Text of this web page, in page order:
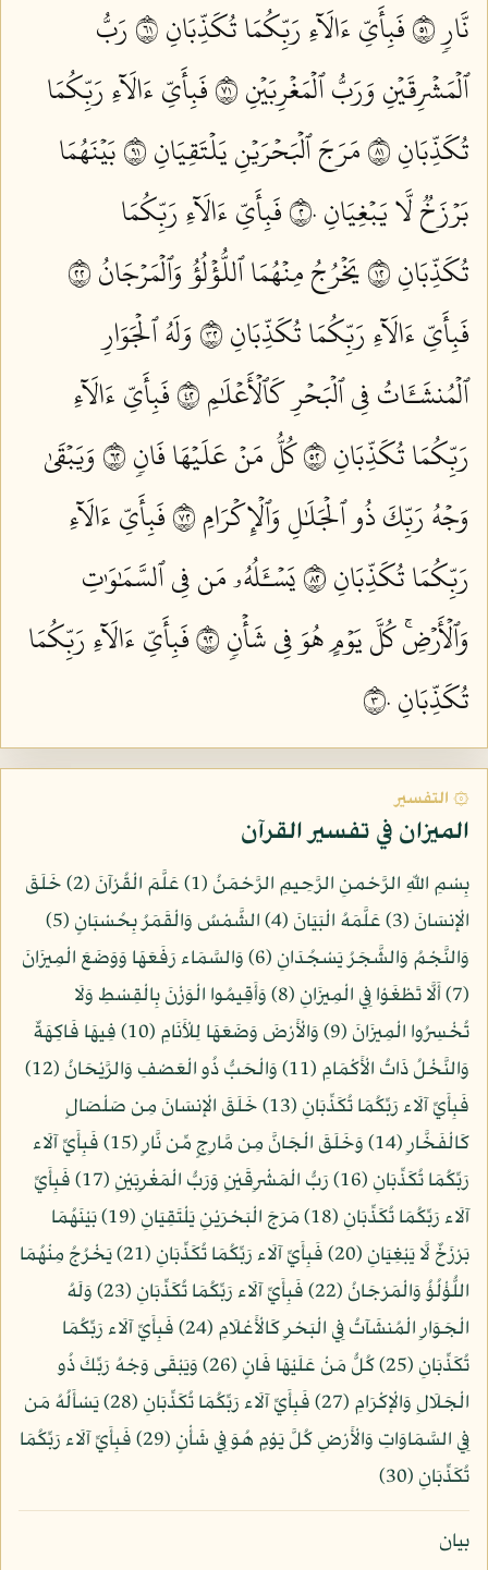
نَّارٖ ١٥
فَبِأَيِّ ءَالَآءِ رَبِّكُمَا تُكَذِّبَانِ ١٦
رَبُّ
ٱلۡمَشۡرِقَيۡنِ وَرَبُّ ٱلۡمَغۡرِبَيۡنِ ١٧
فَبِأَيِّ ءَالَآءِ رَبِّكُمَا
تُكَذِّبَانِ ١٨
مَرَجَ ٱلۡبَحۡرَيۡنِ يَلۡتَقِيَانِ ١٩
بَيۡنَهُمَا
بَرۡزَخٞ لَّا يَبۡغِيَانِ ٢٠
فَبِأَيِّ ءَالَآءِ رَبِّكُمَا
تُكَذِّبَانِ ٢١
يَخۡرُجُ مِنۡهُمَا ٱللُّؤۡلُؤُ وَٱلۡمَرۡجَانُ ٢٢
فَبِأَيِّ ءَالَآءِ رَبِّكُمَا تُكَذِّبَانِ ٢٣
وَلَهُ ٱلۡجَوَارِ
ٱلۡمُنشَـَٔاتُ فِي ٱلۡبَحۡرِ كَٱلۡأَعۡلَٰمِ ٢٤
فَبِأَيِّ ءَالَآءِ
رَبِّكُمَا تُكَذِّبَانِ ٢٥
كُلُّ مَنۡ عَلَيۡهَا فَانٖ ٢٦
وَيَبۡقَىٰ
وَجۡهُ رَبِّكَ ذُو ٱلۡجَلَٰلِ وَٱلۡإِكۡرَامِ ٢٧
فَبِأَيِّ ءَالَآءِ
رَبِّكُمَا تُكَذِّبَانِ ٢٨
يَسۡـَٔلُهُۥ مَن فِي ٱلسَّمَٰوَٰتِ
وَٱلۡأَرۡضِۚ كُلَّ يَوۡمٍ هُوَ فِي شَأۡنٖ ٢٩
فَبِأَيِّ ءَالَآءِ رَبِّكُمَا
تُكَذِّبَانِ ٣٠
۞ التفسير
الميزان في تفسير القرآن
بِسْمِ اللّهِ الرَّحْمنِ الرَّحِيمِ الرَّحْمَنُ (1) عَلَّمَ الْقُرْآنَ (2) خَلَقَ
الْإِنسَانَ (3) عَلَّمَهُ الْبَيَانَ (4) الشَّمْسُ وَالْقَمَرُ بِحُسْبَانٍ (5)
وَالنَّجْمُ وَالشَّجَرُ يَسْجُدَانِ (6) وَالسَّمَاء رَفَعَهَا وَوَضَعَ الْمِيزَانَ
(7) أَلَّا تَطْغَوْا فِي الْمِيزَانِ (8) وَأَقِيمُوا الْوَزْنَ بِالْقِسْطِ وَلَا
تُخْسِرُوا الْمِيزَانَ (9) وَالْأَرْضَ وَضَعَهَا لِلْأَنَامِ (10) فِيهَا فَاكِهَةٌ
وَالنَّخْلُ ذَاتُ الْأَكْمَامِ (11) وَالْحَبُّ ذُو الْعَصْفِ وَالرَّيْحَانُ (12)
فَبِأَيِّ آلَاء رَبِّكُمَا تُكَذِّبَانِ (13) خَلَقَ الْإِنسَانَ مِن صَلْصَالٍ
كَالْفَخَّارِ (14) وَخَلَقَ الْجَانَّ مِن مَّارِجٍ مِّن نَّارٍ (15) فَبِأَيِّ آلَاء
رَبِّكُمَا تُكَذِّبَانِ (16) رَبُّ الْمَشْرِقَيْنِ وَرَبُّ الْمَغْرِبَيْنِ (17) فَبِأَيِّ
آلَاء رَبِّكُمَا تُكَذِّبَانِ (18) مَرَجَ الْبَحْرَيْنِ يَلْتَقِيَانِ (19) بَيْنَهُمَا
بَرْزَخٌ لَّا يَبْغِيَانِ (20) فَبِأَيِّ آلَاء رَبِّكُمَا تُكَذِّبَانِ (21) يَخْرُجُ مِنْهُمَا
اللُّؤْلُؤُ وَالْمَرْجَانُ (22) فَبِأَيِّ آلَاء رَبِّكُمَا تُكَذِّبَانِ (23) وَلَهُ
الْجَوَارِ الْمُنشَآتُ فِي الْبَحْرِ كَالْأَعْلَامِ (24) فَبِأَيِّ آلَاء رَبِّكُمَا
تُكَذِّبَانِ (25) كُلُّ مَنْ عَلَيْهَا فَانٍ (26) وَيَبْقَى وَجْهُ رَبِّكَ ذُو
الْجَلَالِ وَالْإِكْرَامِ (27) فَبِأَيِّ آلَاء رَبِّكُمَا تُكَذِّبَانِ (28) يَسْأَلُهُ مَن
فِي السَّمَاوَاتِ وَالْأَرْضِ كُلَّ يَوْمٍ هُوَ فِي شَأْنٍ (29) فَبِأَيِّ آلَاء رَبِّكُمَا
تُكَذِّبَانِ (30)
بيان